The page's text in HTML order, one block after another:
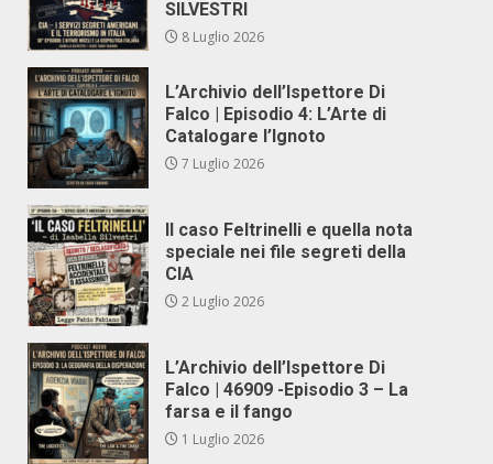
SILVESTRI
8 Luglio 2026
L’Archivio dell’Ispettore Di
Falco | Episodio 4: L’Arte di
Catalogare l’Ignoto
7 Luglio 2026
Il caso Feltrinelli e quella nota
speciale nei file segreti della
CIA
2 Luglio 2026
L’Archivio dell’Ispettore Di
Falco | 46909 -Episodio 3 – La
farsa e il fango
1 Luglio 2026